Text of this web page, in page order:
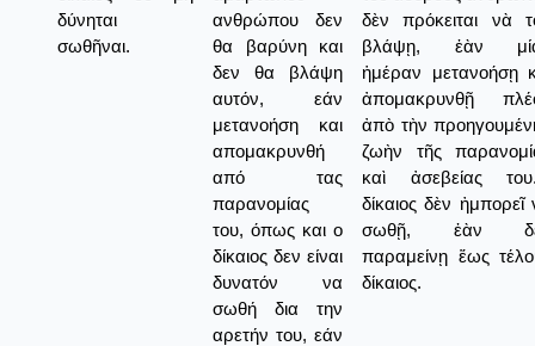
δύνηται
σωθῆναι.
ανθρώπου δεν
θα βαρύνη και
δεν θα βλάψη
αυτόν, εάν
μετανοήση και
απομακρυνθή
από τας
παρανομίας
του, όπως και ο
δίκαιος δεν είναι
δυνατόν να
σωθή δια την
αρετήν του, εάν
δὲν πρόκειται νὰ
βλάψῃ, ἐὰν
ἡμέραν μετανοήσῃ
ἀπομακρυνθῇ
ἀπὸ τὴν
ζωὴν τῆς
καὶ ἀσεβείας
δίκαιος δὲν ἠμπορεῖ
σωθῇ, ἐὰν
παραμείνῃ ἕως
δίκαιος.